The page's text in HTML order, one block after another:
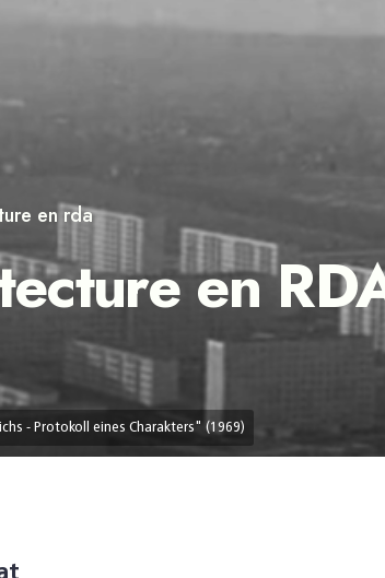
- Protokoll eines Charakters" (1969)
en rda
en